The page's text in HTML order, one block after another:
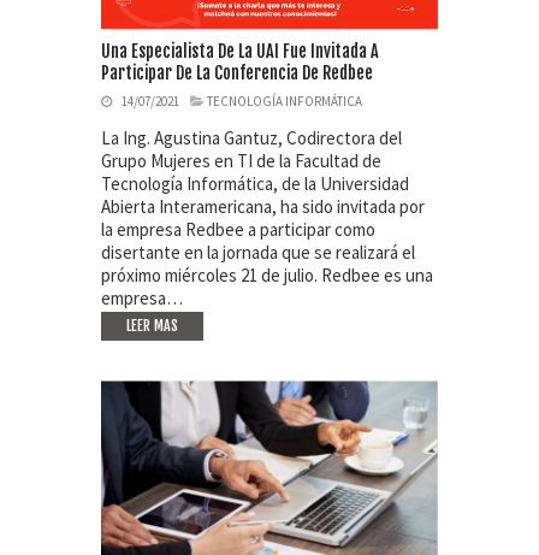
Una Especialista De La UAI Fue Invitada A
Participar De La Conferencia De Redbee
14/07/2021 TECNOLOGÍA INFORMÁTICA
La Ing. Agustina Gantuz, Codirectora del
Grupo Mujeres en TI de la Facultad de
Tecnología Informática, de la Universidad
Abierta Interamericana, ha sido invitada por
la empresa Redbee a participar como
disertante en la jornada que se realizará el
próximo miércoles 21 de julio. Redbee es una
empresa…
LEER MAS